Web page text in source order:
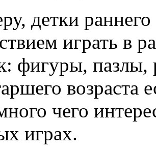
детки раннего
играть в
фигуры, пазлы,
возраста
чего
играх.